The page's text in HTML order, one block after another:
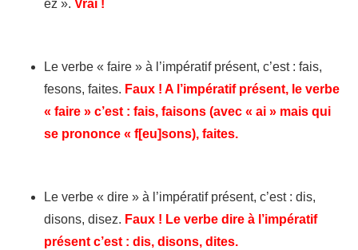
ez ». Vrai !
Le verbe « faire » à l’impératif présent, c’est : fais,
fesons, faites. Faux ! A l’impératif présent, le verbe
« faire » c’est : fais, faisons (avec « ai » mais qui
se prononce « f[eu]sons), faites.
Le verbe « dire » à l’impératif présent, c’est : dis,
disons, disez. Faux ! Le verbe dire à l’impératif
présent c’est : dis, disons, dites.